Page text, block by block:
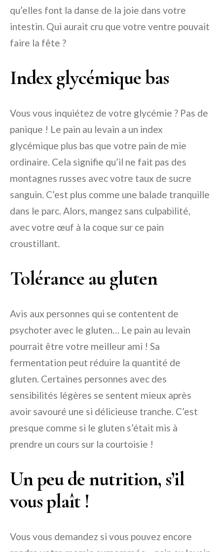
qu’elles font la danse de la joie dans votre
intestin. Qui aurait cru que votre ventre pouvait
faire la fête ?
Index glycémique bas
Vous vous inquiétez de votre glycémie ? Pas de
panique ! Le pain au levain a un index
glycémique plus bas que votre pain de mie
ordinaire. Cela signifie qu’il ne fait pas des
montagnes russes avec votre taux de sucre
sanguin. C’est plus comme une balade tranquille
dans le parc. Alors, mangez sans culpabilité,
avec votre œuf à la coque sur ce pain
croustillant.
Tolérance au gluten
Avis aux personnes qui se contentent de
psychoter avec le gluten… Le pain au levain
pourrait être votre meilleur ami ! Sa
fermentation peut réduire la quantité de
gluten. Certaines personnes avec des
sensibilités légères se sentent mieux après
avoir savouré une si délicieuse tranche. C’est
presque comme si le gluten s’était mis à
prendre un cours sur la courtoisie !
Un peu de nutrition, s’il
vous plaît !
Vous vous demandez si vous pouvez encore